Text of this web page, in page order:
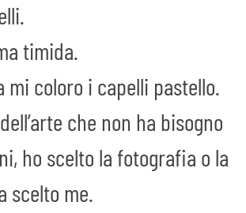
timida.
mi coloro i capelli pastello.
che non ha bisogno
ho scelto la fotografia o la
scelto me.